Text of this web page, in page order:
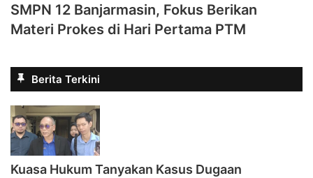
SMPN 12 Banjarmasin, Fokus Berikan
Materi Prokes di Hari Pertama PTM
Berita Terkini
Kuasa Hukum Tanyakan Kasus Dugaan